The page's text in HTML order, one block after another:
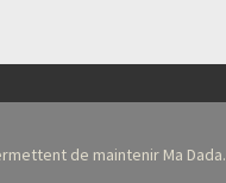
de maintenir Ma Dada.